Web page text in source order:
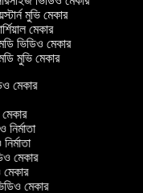
মুভি মেকার
মেকার
ভিডিও মেকার
মুভি মেকার
মেকার
মেকার
নির্মাতা
মেকার
মেকার
মেকার